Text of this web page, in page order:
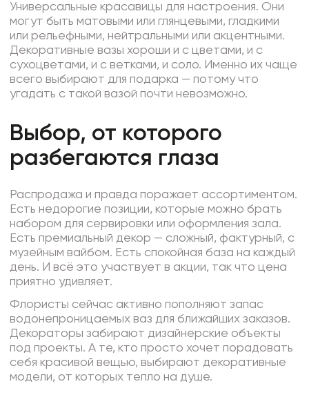
Универсальные красавицы для настроения. Они
могут быть матовыми или глянцевыми, гладкими
или рельефными, нейтральными или акцентными.
Декоративные вазы хороши и с цветами, и с
сухоцветами, и с ветками, и соло. Именно их чаще
всего выбирают для подарка — потому что
угадать с такой вазой почти невозможно.
Выбор, от которого
разбегаются глаза
Распродажа и правда поражает ассортиментом.
Есть недорогие позиции, которые можно брать
набором для сервировки или оформления зала.
Есть премиальный декор — сложный, фактурный, с
музейным вайбом. Есть спокойная база на каждый
день. И всё это участвует в акции, так что цена
приятно удивляет.
Флористы сейчас активно пополняют запас
водонепроницаемых ваз для ближайших заказов.
Декораторы забирают дизайнерские объекты
под проекты. А те, кто просто хочет порадовать
себя красивой вещью, выбирают декоративные
модели, от которых тепло на душе.